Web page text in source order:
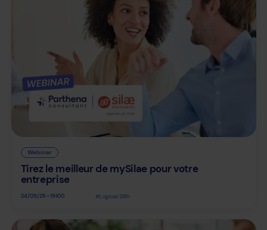
Webinar
Tirez le meilleur de mySilae pour votre
entreprise
24/09/26 • 11H00 #Logiciel SIRH